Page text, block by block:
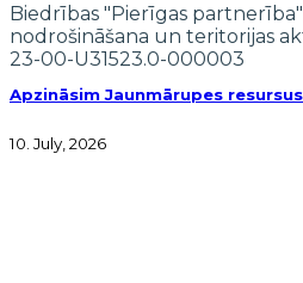
Apzināsim Jaunmārupes
10. July, 2026
Biedrības "Pierīgas
nodrošināšana un teritorijas
23-00-U31523.0-000003